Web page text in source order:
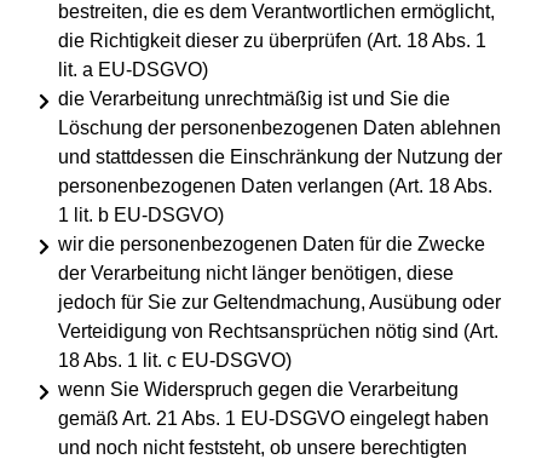
bestreiten, die es dem Verantwortlichen ermöglicht,
die Richtigkeit dieser zu überprüfen (Art. 18 Abs. 1
lit. a EU-DSGVO)
die Verarbeitung unrechtmäßig ist und Sie die
Löschung der personenbezogenen Daten ablehnen
und stattdessen die Einschränkung der Nutzung der
personenbezogenen Daten verlangen (Art. 18 Abs.
1 lit. b EU-DSGVO)
wir die personenbezogenen Daten für die Zwecke
der Verarbeitung nicht länger benötigen, diese
jedoch für Sie zur Geltendmachung, Ausübung oder
Verteidigung von Rechtsansprüchen nötig sind (Art.
18 Abs. 1 lit. c EU-DSGVO)
wenn Sie Widerspruch gegen die Verarbeitung
gemäß Art. 21 Abs. 1 EU-DSGVO eingelegt haben
und noch nicht feststeht, ob unsere berechtigten